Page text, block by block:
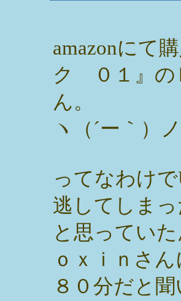
amazonにて
ク ０１』の
ん。
ヽ（´ー｀）ノ
ってなわけ
逃してしま
と思ってい
ｏｘｉｎさ
８０分だと